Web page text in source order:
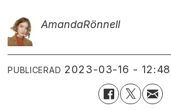
AmandaRönnell
PUBLICERAD 2023-03-16 - 12:48